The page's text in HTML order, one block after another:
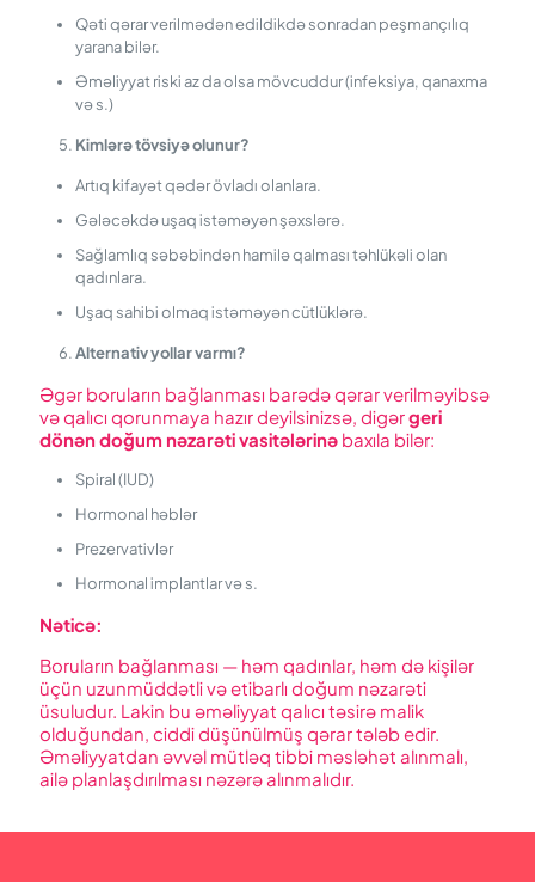
Qəti qərar verilmədən edildikdə sonradan peşmançılıq
yarana bilər.
Əməliyyat riski az da olsa mövcuddur (infeksiya, qanaxma
və s.)
Kimlərə tövsiyə olunur?
Artıq kifayət qədər övladı olanlara.
Gələcəkdə uşaq istəməyən şəxslərə.
Sağlamlıq səbəbindən hamilə qalması təhlükəli olan
qadınlara.
Uşaq sahibi olmaq istəməyən cütlüklərə.
Alternativ yollar varmı?
Əgər boruların bağlanması barədə qərar verilməyibsə
və qalıcı qorunmaya hazır deyilsinizsə, digərgeri
dönən doğum nəzarəti vasitələrinə baxıla bilər:
Spiral (IUD)
Hormonal həblər
Prezervativlər
Hormonal implantlar və s.
Nəticə:
Boruların bağlanması — həm qadınlar, həm də kişilər
üçün uzunmüddətli və etibarlı doğum nəzarəti
üsuludur. Lakin bu əməliyyat qalıcı təsirə malik
olduğundan, ciddi düşünülmüş qərar tələb edir.
Əməliyyatdan əvvəl mütləq tibbi məsləhət alınmalı,
ailə planlaşdırılması nəzərə alınmalıdır.